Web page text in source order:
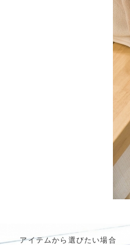
アイテムから選びたい場合